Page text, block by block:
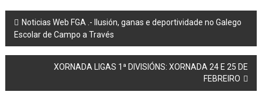
Post navigation
Noticias Web FGA .- Ilusión, ganas e deportividade no Galego
Escolar de Campo a Través
XORNADA LIGAS 1ª DIVISIÓNS: XORNADA 24 E 25 DE
FEBREIRO